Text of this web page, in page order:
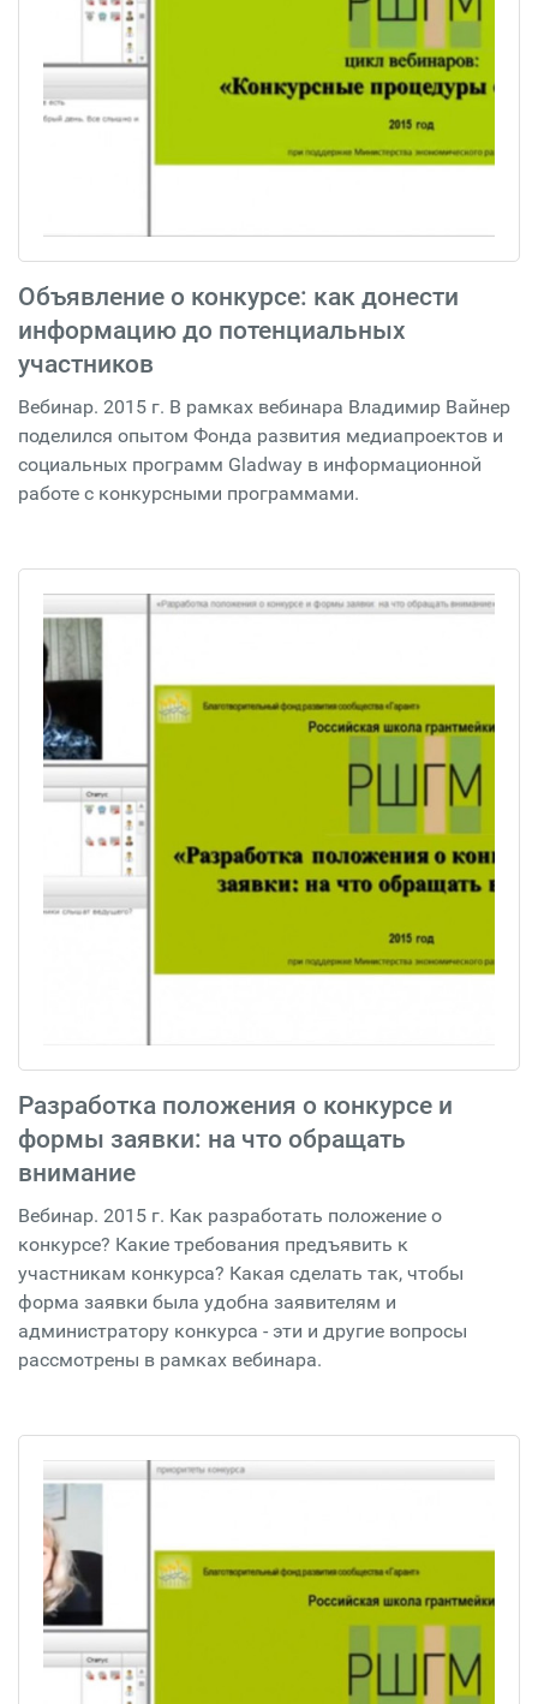
Объявление о конкурсе: как донести
информацию до потенциальных
участников
Вебинар. 2015 г. В рамках вебинара Владимир Вайнер
поделился опытом Фонда развития медиапроектов и
социальных программ Gladway в информационной
работе с конкурсными программами.
Разработка положения о конкурсе и
формы заявки: на что обращать
внимание
Вебинар. 2015 г. Как разработать положение о
конкурсе? Какие требования предъявить к
участникам конкурса? Какая сделать так, чтобы
форма заявки была удобна заявителям и
администратору конкурса - эти и другие вопросы
рассмотрены в рамках вебинара.